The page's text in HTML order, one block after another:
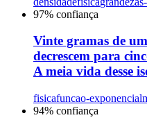
97% confiança
Vinte gramas de
decrescem para
A meia vida desse
fisicafuncao-exponencial
94% confiança